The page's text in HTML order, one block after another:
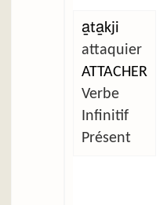
a̱ta̱kji
attaquier
ATTACHER
Verbe
Infinitif
Présent